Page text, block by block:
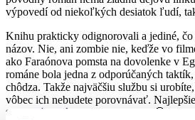
výpovedí od niekoľkých desiatok ľudí,
Knihu prakticky odignorovali a jediné,
názov. Nie, ani zombie nie, keďže vo
ako Faraónova pomsta na dovolenke v
románe bola jedna z odporúčaných
chôdza. Takže najväčšiu službu si
vôbec ich nebudete porovnávať.
tejto
veľmi názornej infografike . 🙂